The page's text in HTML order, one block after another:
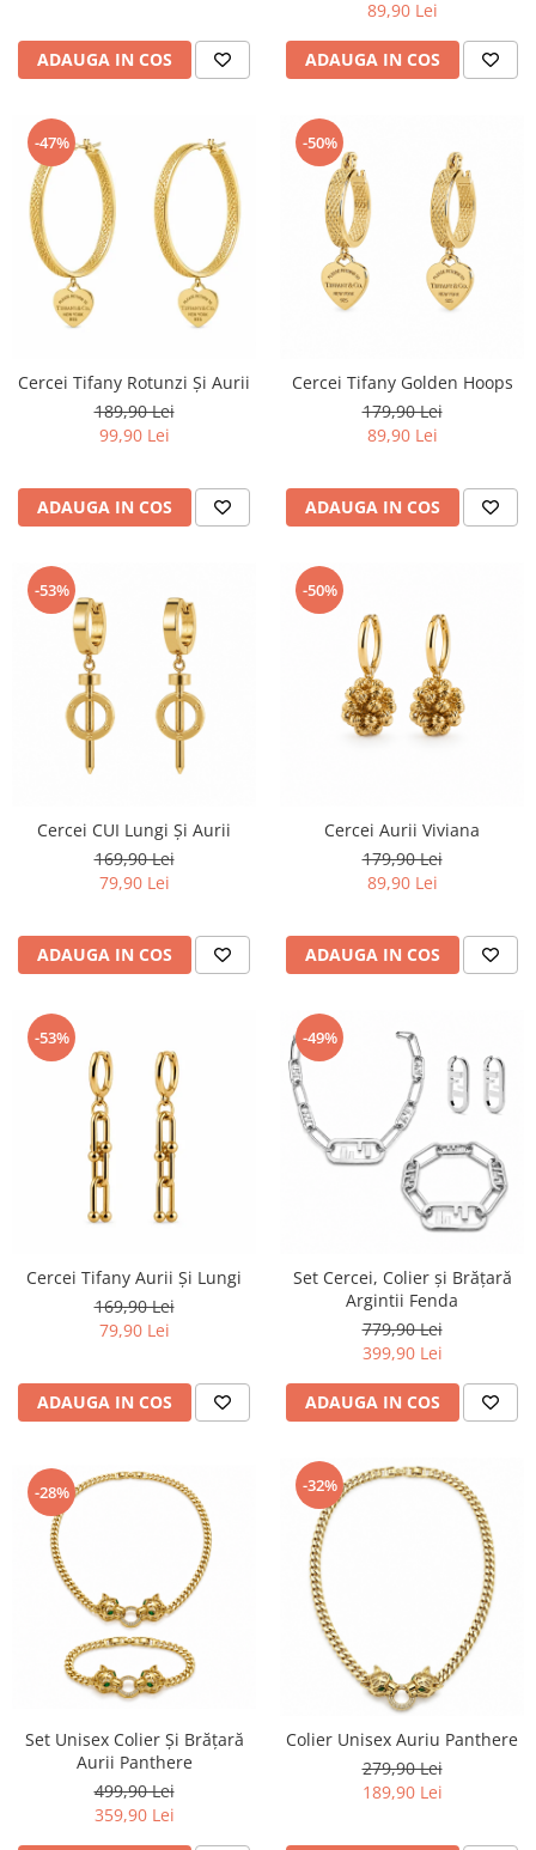
ADAUGA IN COS
89,90 Lei
ADAUGA IN COS
-47%
Cercei Tifany Rotunzi Și Aurii
189,90 Lei
99,90 Lei
ADAUGA IN COS
-50%
Cercei Tifany Golden Hoops
179,90 Lei
89,90 Lei
ADAUGA IN COS
-53%
Cercei CUI Lungi Și Aurii
169,90 Lei
79,90 Lei
ADAUGA IN COS
-50%
Cercei Aurii Viviana
179,90 Lei
89,90 Lei
ADAUGA IN COS
-53%
Cercei Tifany Aurii Și Lungi
169,90 Lei
79,90 Lei
ADAUGA IN COS
-49%
Set Cercei, Colier și Brățară
Argintii Fenda
779,90 Lei
399,90 Lei
ADAUGA IN COS
-28%
Set Unisex Colier Și Brățară
Aurii Panthere
499,90 Lei
359,90 Lei
-32%
Colier Unisex Auriu Panthere
279,90 Lei
189,90 Lei